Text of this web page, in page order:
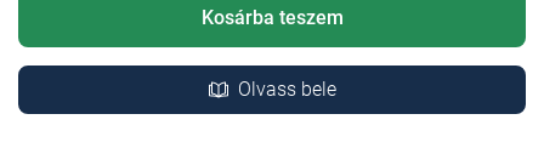
Kosárba teszem
Olvass bele